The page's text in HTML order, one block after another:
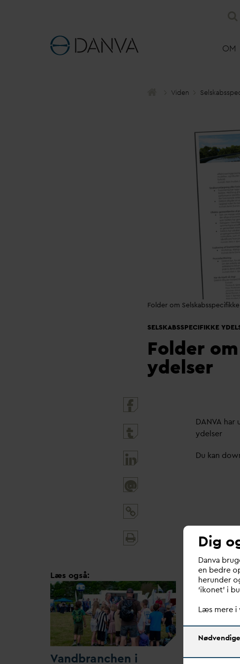
OM
Viden
Folder om
SELSKABSSPECIFIKKE
Folder
ydelser
@
DANVA har
ydelser
Du kan
Læs også:
Vandbranchen i
DANV
Dig
Danva
en bedre
herunder
‘ikonet’ i
Læs mere i
Nødvendige